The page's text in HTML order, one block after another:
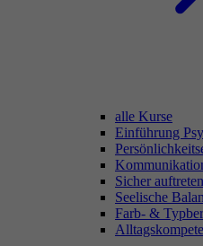
alle Kurse
Einführung
Sicher
Seelische
Farb- &